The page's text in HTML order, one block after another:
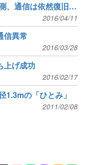
「ひとみ」をすばる等で観測、通信は依然復旧せず
2016/04/11
信異常
2016/03/28
上げ成功
2016/02/17
1.3mの「ひとみ」
2011/02/08